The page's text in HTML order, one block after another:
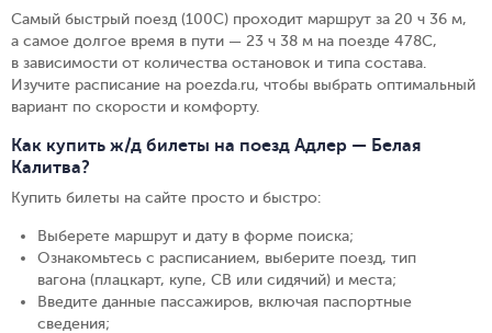
Самый быстрый поезд (100С) проходит маршрут за 20 ч 36 м,
а самое долгое время в пути — 23 ч 38 м на поезде 478С,
в зависимости от количества остановок и типа состава.
Изучите расписание на poezda.ru, чтобы выбрать оптимальный
вариант по скорости и комфорту.
Как купить ж/д билеты на поезд Адлер — Белая
Калитва?
Купить билеты на сайте просто и быстро:
Выберете маршрут и дату в форме поиска;
Ознакомьтесь с расписанием, выберите поезд, тип
вагона (плацкарт, купе, СВ или сидячий) и места;
Введите данные пассажиров, включая паспортные
сведения;